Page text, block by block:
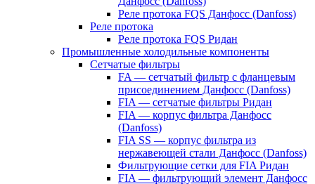
Реле протока FQS Данфосс (Danfoss)
Реле протока
Реле протока FQS Ридан
Промышленные холодильные компоненты
Сетчатые фильтры
FA — сетчатый фильтр с фланцевым
присоединением Данфосс (Danfoss)
FIA — сетчатые фильтры Ридан
FIA — корпус фильтра Данфосс
(Danfoss)
FIA SS — корпус фильтра из
нержавеющей стали Данфосс (Danfoss)
Фильтрующие сетки для FIA Ридан
FIA — фильтрующий элемент Данфосс